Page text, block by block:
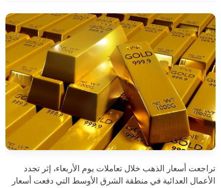
تراجعت أسعار الذهب خلال تعاملات يوم الأربعاء، إثر تجدد
الأعمال العدائية في منطقة الشرق الأوسط التي دفعت أسعار